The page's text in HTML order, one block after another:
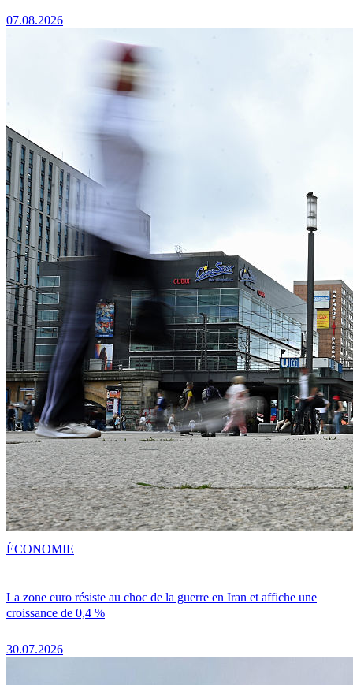
07.08.2026
La zone euro résiste au choc de la guerre en Iran et affiche une
croissance de 0,4 %
30.07.2026
ÉCONOMIE